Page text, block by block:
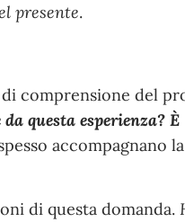
presente.
comprensione del
questa esperienza? È
accompagnano la
di questa domanda.